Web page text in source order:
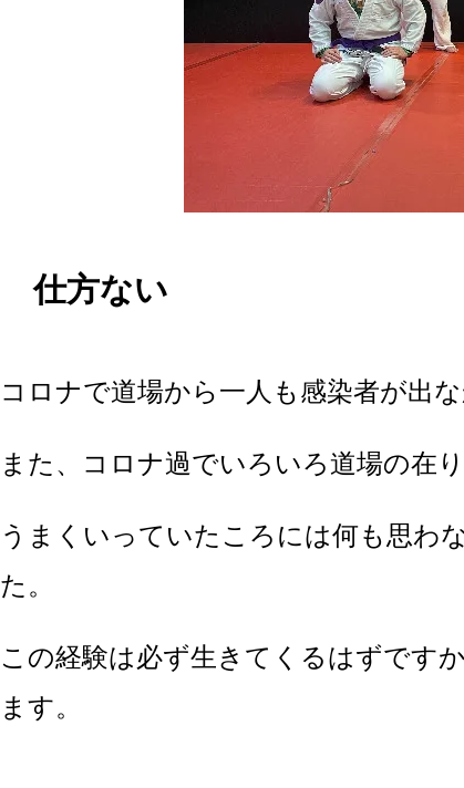
仕方ない
コロナで道場から一人も感染者が出
また、コロナ過でいろいろ道場の在
うまくいっていたころには何も思わ
た。
この経験は必ず生きてくるはずです
ます。